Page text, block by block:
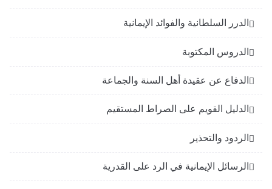
الدرر السلطانية والفوائد الإيمانية
الدروس المكتوبة
الدفاع عن عقيدة أهل السنة والجماعة
الدليل القويم على الصراط المستقيم
الردود والتحذير
الرسائل الإيمانية في الرد على القدرية